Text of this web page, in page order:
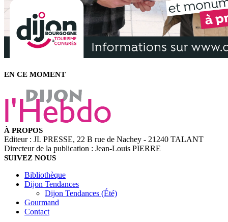
EN CE MOMENT
À PROPOS
Editeur : JL PRESSE, 22 B rue de Nachey - 21240 TALANT
Directeur de la publication : Jean-Louis PIERRE
SUIVEZ NOUS
Bibliothèque
Dijon Tendances
Dijon Tendances (Été)
Gourmand
Contact